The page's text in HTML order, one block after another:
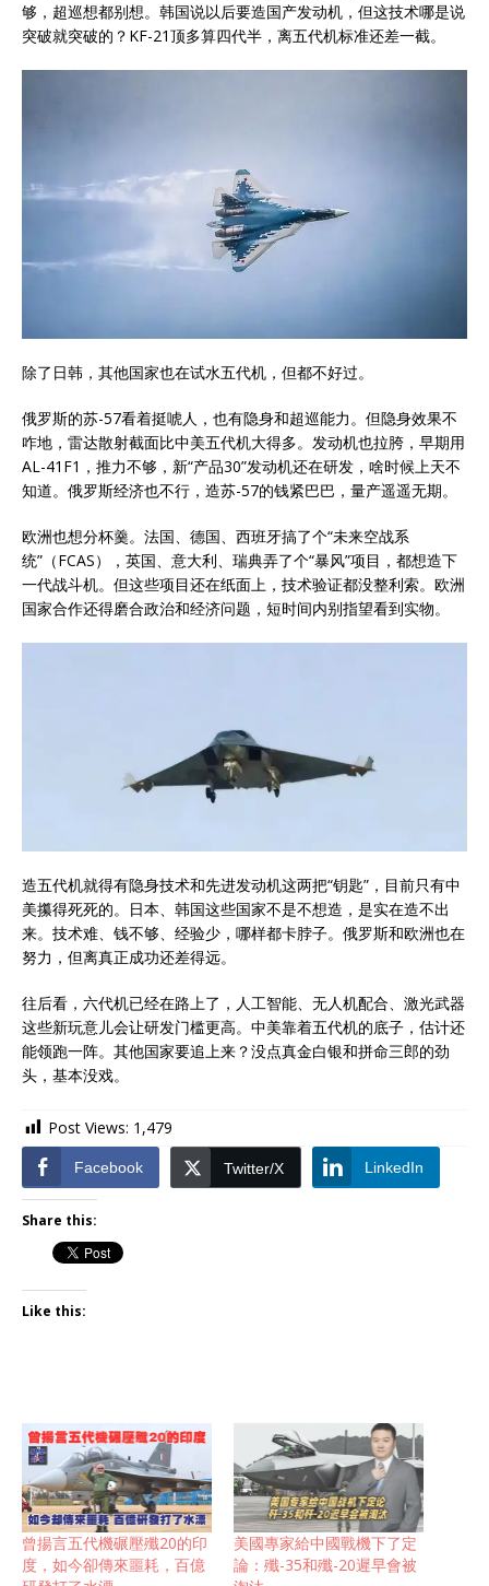
够，超巡想都别想。韩国说以后要造国产发动机，但这技术哪是说
突破就突破的？KF-21顶多算四代半，离五代机标准还差一截。
除了日韩，其他国家也在试水五代机，但都不好过。
俄罗斯的苏-57看着挺唬人，也有隐身和超巡能力。但隐身效果不
咋地，雷达散射截面比中美五代机大得多。发动机也拉胯，早期用
AL-41F1，推力不够，新“产品30”发动机还在研发，啥时候上天不
知道。俄罗斯经济也不行，造苏-57的钱紧巴巴，量产遥遥无期。
欧洲也想分杯羹。法国、德国、西班牙搞了个“未来空战系
统”（FCAS），英国、意大利、瑞典弄了个“暴风”项目，都想造下
一代战斗机。但这些项目还在纸面上，技术验证都没整利索。欧洲
国家合作还得磨合政治和经济问题，短时间内别指望看到实物。
造五代机就得有隐身技术和先进发动机这两把“钥匙”，目前只有中
美攥得死死的。日本、韩国这些国家不是不想造，是实在造不出
来。技术难、钱不够、经验少，哪样都卡脖子。俄罗斯和欧洲也在
努力，但离真正成功还差得远。
往后看，六代机已经在路上了，人工智能、无人机配合、激光武器
这些新玩意儿会让研发门槛更高。中美靠着五代机的底子，估计还
能领跑一阵。其他国家要追上来？没点真金白银和拼命三郎的劲
头，基本没戏。
Post Views: 1,479
Facebook Twitter/X LinkedIn
Share this:
Like this:
曾揚言五代機碾壓殲20的印
度，如今卻傳來噩耗，百億
美國專家給中國戰機下了定
論：殲-35和殲-20遲早會被